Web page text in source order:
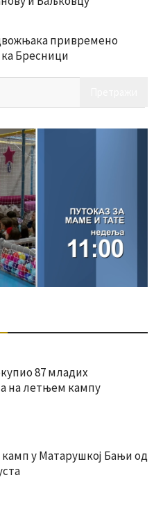
привремено
ка Бресници
87 младих
на летњем кампу
у Матарушкој Бањи од